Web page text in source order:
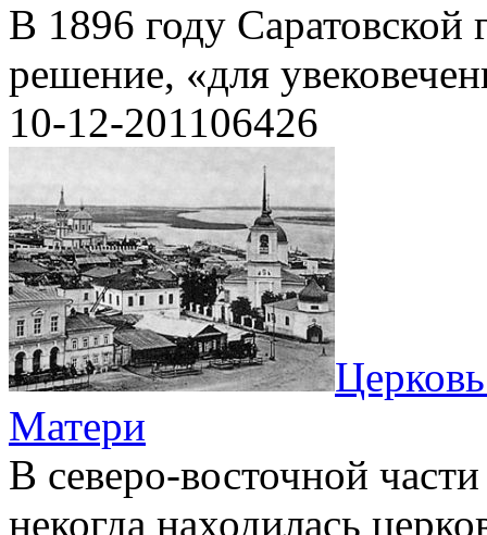
В 1896 году
решение, «для
10-12-201106426
Матери
В северо-восточной
некогда находилась